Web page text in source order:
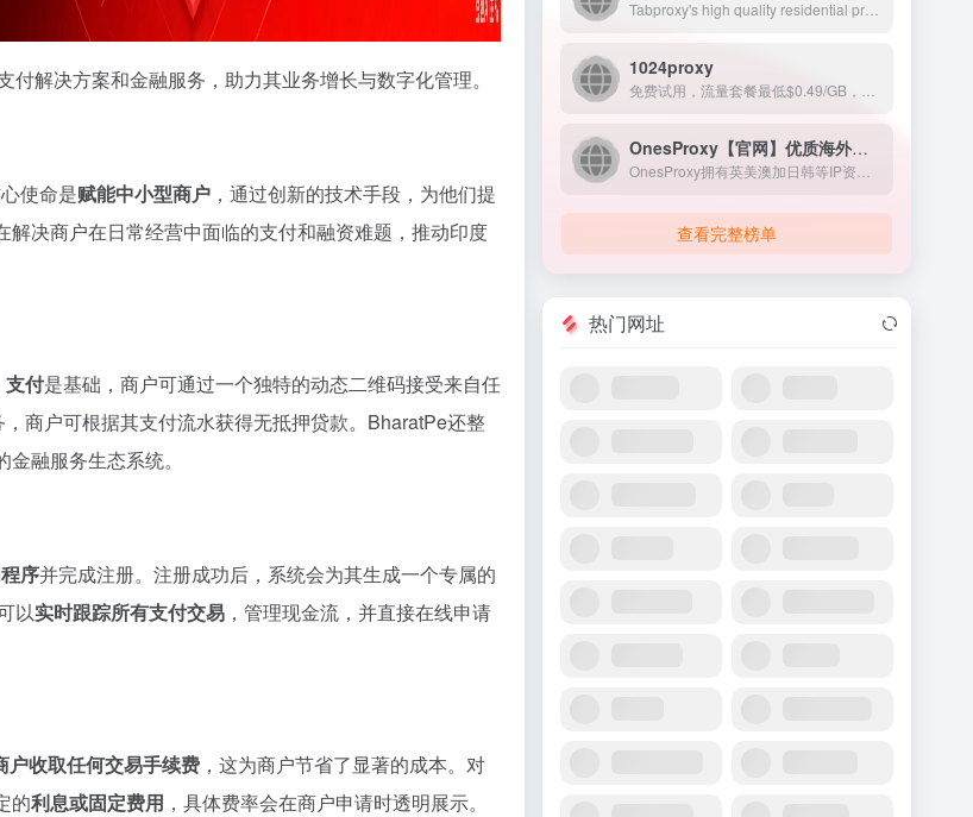
解决方案和金融服务，助力其业务增长与数字化管理。
使命是赋能中小型商户 ，通过创新的技术手段，为他们提
决商户在日常经营中面临的支付和融资难题，推动印度
支付是基础，商户可通过一个独特的动态二维码接受来自任
，商户可根据其支付流水获得无抵押贷款。BharatPe还整
融服务生态系统。
序并完成注册。注册成功后，系统会为其生成一个专属的
以实时跟踪所有支付交易 ，管理现金流，并直接在线申请
户收取任何交易手续费 ，这为商户节省了显著的成本。对
的利息或固定费用 ，具体费率会在商户申请时透明展示。
1024proxy
OnesProxy【官网】优质海外原生住宅IP
查看完整榜单
热门网址